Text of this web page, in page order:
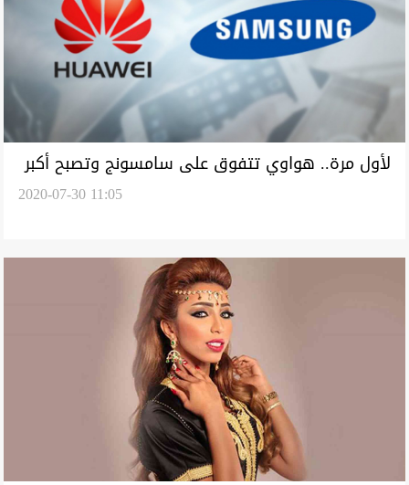
لأول مرة.. هواوي تتفوق على سامسونج وتصبح أكبر
2020-07-30 11:05